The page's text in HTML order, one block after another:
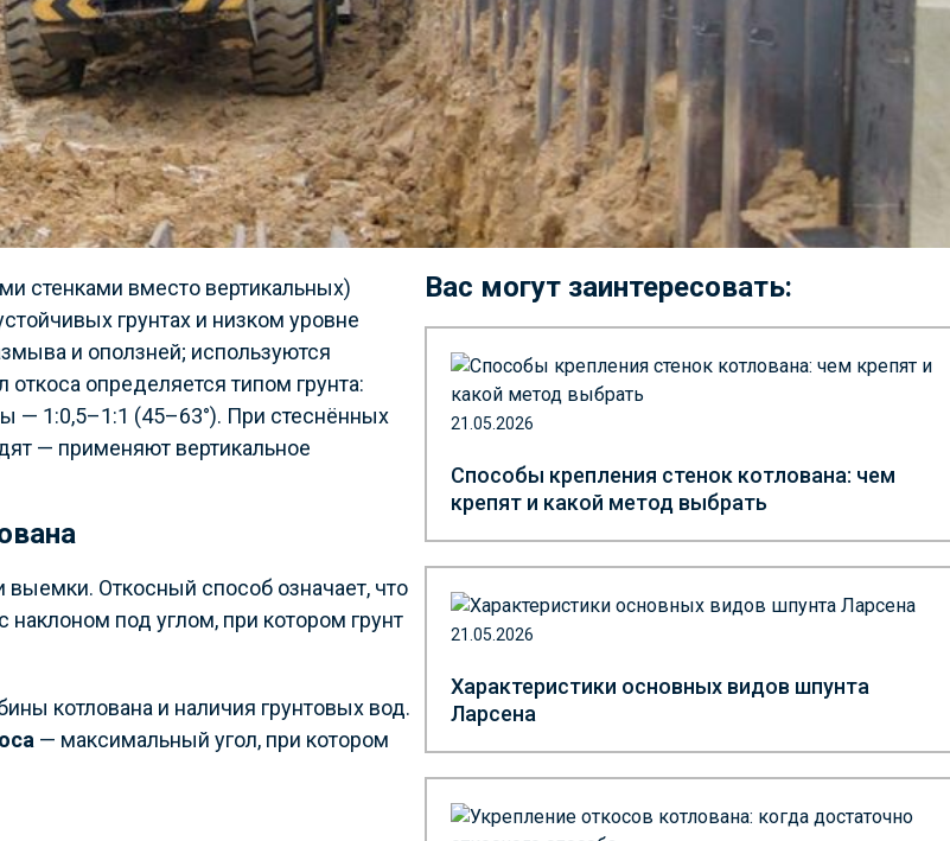
стенками вместо вертикальных)
грунтах и низком уровне
и оползней; используются
откоса определяется типом грунта:
— 1:0,5–1:1 (45–63°). При стеснённых
— применяют вертикальное
выемки. Откосный способ означает, что
наклоном под углом, при котором грунт
котлована и наличия грунтовых вод.
— максимальный угол, при котором
Вас могут заинтересовать:
21.05.2026
Способы крепления стенок котлована: чем
крепят и какой метод выбрать
21.05.2026
Характеристики основных видов шпунта
Ларсена